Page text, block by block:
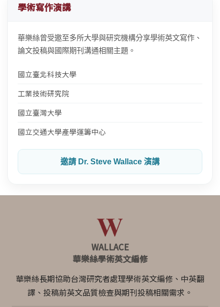
學術寫作演講
華樂絲曾受邀至多所大學與研究機構分享學術英文寫作、
論文投稿與國際期刊溝通相關主題。
國立臺北科技大學
工業技術研究院
國立臺灣大學
國立交通大學產學運籌中心
邀請 Dr. Steve Wallace 演講
WALLACE
華樂絲學術英文編修
華樂絲長期協助台灣研究者處理學術英文編修、中英翻
譯、投稿前英文品質檢查與期刊投稿相關需求。